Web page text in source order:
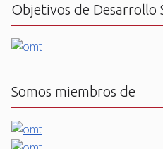
Objetivos de Desarrollo
Somos miembros de